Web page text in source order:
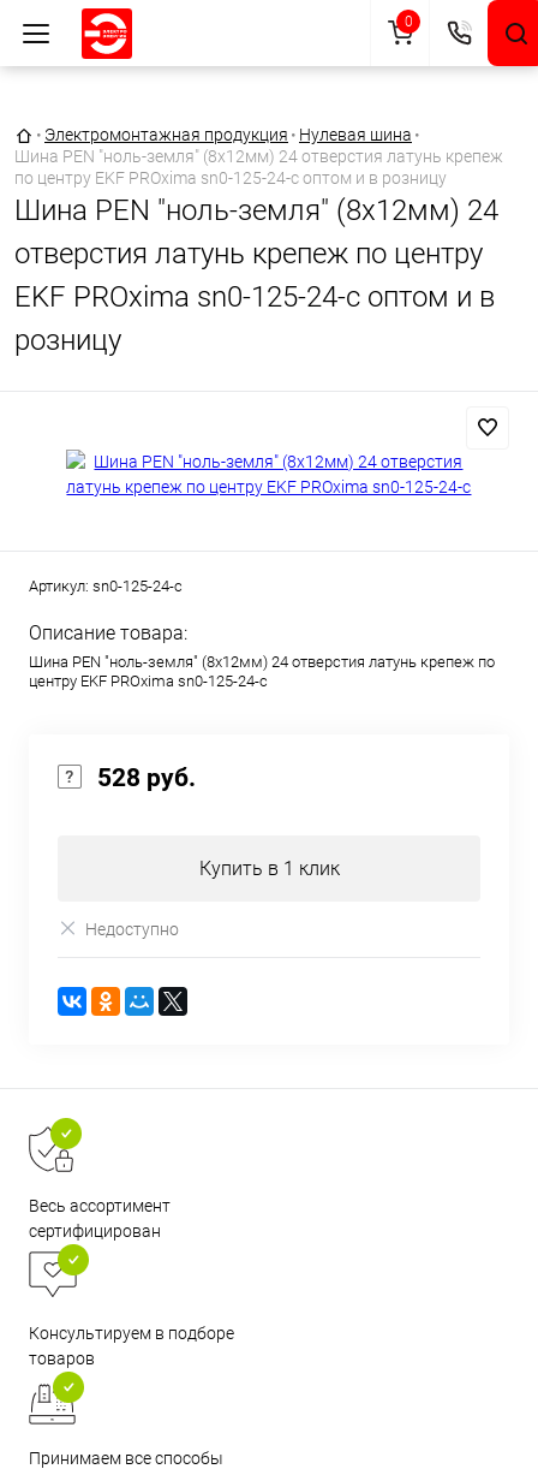
Главная страница
• Электромонтажная продукция • Нулевая шина •
Шина PEN "ноль-земля" (8х12мм) 24 отверстия латунь крепеж
по центру EKF PROxima sn0-125-24-c оптом и в розницу
Шина PEN "ноль-земля" (8х12мм) 24
отверстия латунь крепеж по центру
EKF PROxima sn0-125-24-c оптом и в
розницу
Артикул: sn0-125-24-c
Описание товара:
Шина PEN "ноль-земля" (8х12мм) 24 отверстия латунь крепеж по
центру EKF PROxima sn0-125-24-c
528 руб.
Купить в 1 клик
Недоступно
Весь ассортимент
сертифицирован
Консультируем в подборе
товаров
Принимаем все способы
0